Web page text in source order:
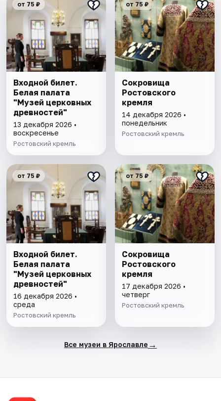
от 75 ₽
Входной билет.
Белая палата
"Музей церковных
древностей"
13 декабря 2026 •
воскресенье
Ростовский кремль
от 75 ₽
Сокровища
Ростовского
кремля
14 декабря 2026 •
понедельник
Ростовский кремль
от 75 ₽
Входной билет.
Белая палата
"Музей церковных
древностей"
16 декабря 2026 •
среда
Ростовский кремль
от 75 ₽
Сокровища
Ростовского
кремля
17 декабря 2026 •
четверг
Ростовский кремль
Все музеи в Ярославле →